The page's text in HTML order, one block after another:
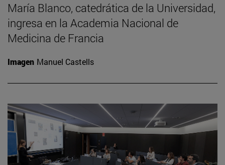
María Blanco, catedrática de la Universidad,
ingresa en la Academia Nacional de
Medicina de Francia
Imagen Manuel Castells